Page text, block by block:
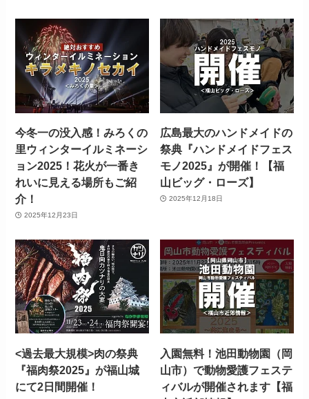
今冬一の没入感！みろくの
里ウィンターイルミネーシ
ョン2025！花火が一番き
れいに見える場所もご紹
介！
2025年12月23日
広島最大のハンドメイドの
祭典『ハンドメイドフェス
モノ2025』が開催！【福
山ビッグ・ローズ】
2025年12月18日
<過去最大規模>肉の祭典
『福肉祭2025』が福山城
にて2日間開催！
入園無料！池田動物園（岡
山市）で動物愛護フェステ
ィバルが開催されます【福